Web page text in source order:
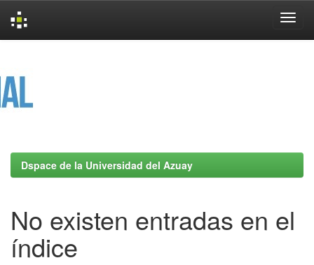
Dspace de la Universidad del Azuay
No existen entradas en el
índice